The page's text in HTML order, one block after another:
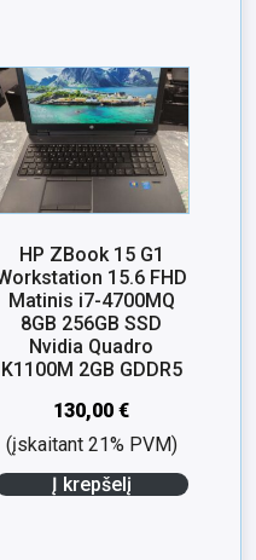
HP ZBook 15 G1
15.6 FHD
Matinis i7-4700MQ
8GB 256GB SSD
Nvidia Quadro
K1100M 2GB GDDR5
130,00€
(įskaitant 21% PVM)
Į krepšelį